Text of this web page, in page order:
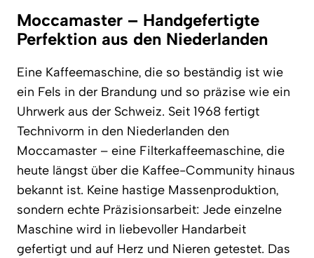
Moccamaster – Handgefertigte
Perfektion aus den Niederlanden
Eine Kaffeemaschine, die so beständig ist wie
ein Fels in der Brandung und so präzise wie ein
Uhrwerk aus der Schweiz. Seit 1968 fertigt
Technivorm in den Niederlanden den
Moccamaster – eine Filterkaffeemaschine, die
heute längst über die Kaffee-Community hinaus
bekannt ist. Keine hastige Massenproduktion,
sondern echte Präzisionsarbeit: Jede einzelne
Maschine wird in liebevoller Handarbeit
gefertigt und auf Herz und Nieren getestet. Das